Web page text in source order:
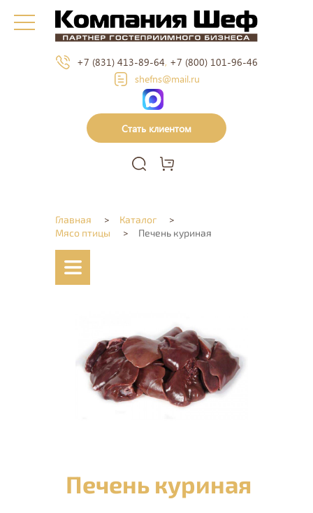
+7 (831) 413-89-64, +7 (800) 101-96-46
shefns@mail.ru
Стать клиентом
Главная > Каталог
>
Мясо птицы
> Печень куриная
Печень куриная